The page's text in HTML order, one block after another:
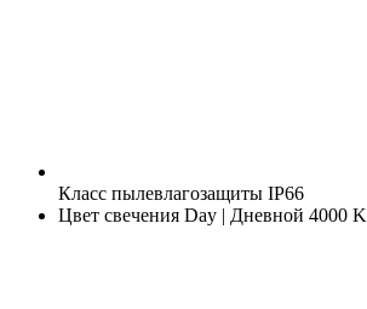
Класс пылевлагозащиты IP66
Цвет свечения Day | Дневной 4000 K